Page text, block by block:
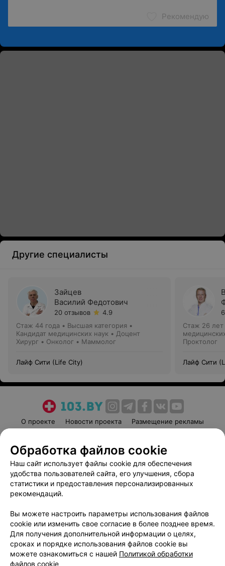
Рекомендую
Другие специалисты
Зайцев
Василий Федотович
20 отзывов
4.9
Стаж 44 года • Высшая категория •
Кандидат медицинских наук • Доцент
Хирург • Онколог • Маммолог
Лайф Сити (Life City)
Стаж 26 лет
Проктолог
Лайф Сити
О проекте Новости проекта
Размещение рекламы
Пользовательское соглашение
Способы оплаты
Вакансии
Партнеры
Написать руководителю 103.by
Обработка персональных данных
Обработка файлов cookie
Наш сайт использует файлы cookie для обеспечения
удобства пользователей сайта, его улучшения, сбора
статистики и предоставления персонализированных
рекомендаций.
Вы можете настроить параметры использования файлов
cookie или изменить свое согласие в более позднее время.
Для получения дополнительной информации о целях,
сроках и порядке использования файлов cookie вы
можете ознакомиться с нашей Политикой обработки
файлов cookie